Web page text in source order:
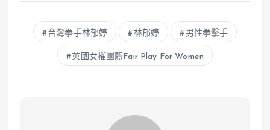
台灣拳手林郁婷 林郁婷 男性拳擊手
英國女權團體Fair Play For Women